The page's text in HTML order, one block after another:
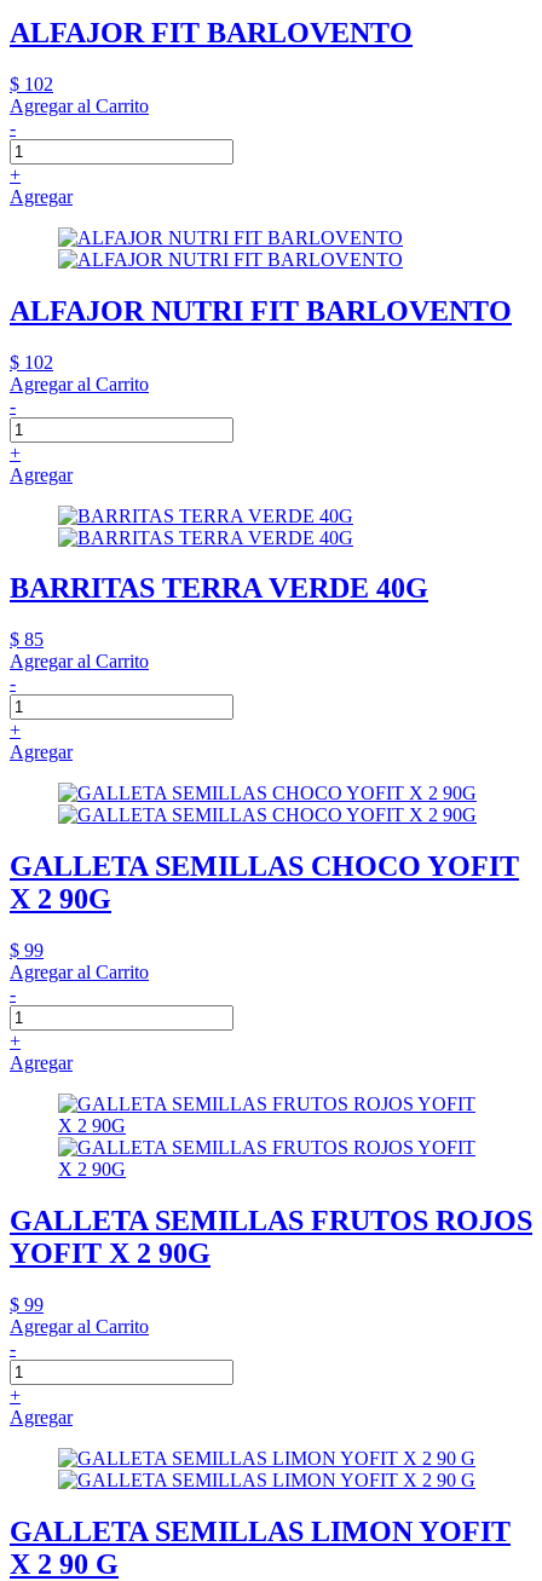
ALFAJOR FIT BARLOVENTO
$ 102
Agregar al Carrito
-
+
Agregar
ALFAJOR NUTRI FIT BARLOVENTO
$ 102
Agregar al Carrito
-
+
Agregar
BARRITAS TERRA VERDE 40G
$ 85
Agregar al Carrito
-
+
Agregar
GALLETA SEMILLAS CHOCO YOFIT
X 2 90G
$ 99
Agregar al Carrito
-
+
Agregar
GALLETA SEMILLAS FRUTOS ROJOS
YOFIT X 2 90G
$ 99
Agregar al Carrito
-
+
Agregar
GALLETA SEMILLAS LIMON YOFIT
X 2 90 G